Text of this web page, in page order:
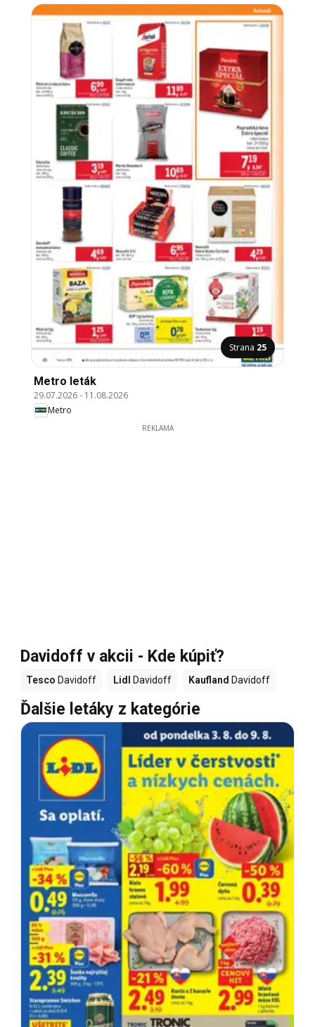
Strana 25
Metro leták
29.07.2026- 11.08.2026
Metro
REKLAMA
Davidoff v akcii - Kde kúpiť?
Tesco Davidoff Lidl Davidoff Kaufland Davidoff
Ďalšie letáky z kategórie